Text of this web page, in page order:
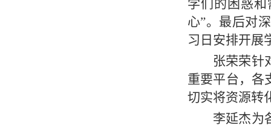
学们的困惑
心”。最后对
习日安排开展
张荣荣针
重要平台，各
切实将资源转
李延杰为